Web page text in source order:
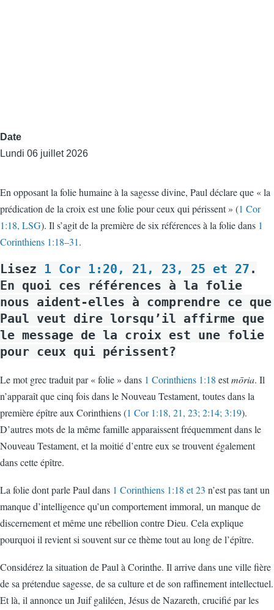
Date
Lundi 06 juillet 2026
En opposant la folie humaine à la sagesse divine, Paul déclare que « la
prédication de la croix est une folie pour ceux qui périssent » (1 Cor
1:18, LSG). Il s’agit de la première de six références à la folie dans 1
Corinthiens 1:18–31.
Lisez 1 Cor 1:20, 21, 23, 25 et 27 .
En quoi ces références à la folie
nous aident-elles à comprendre ce que
Paul veut dire lorsqu’il affirme que
le message de la croix est une folie
pour ceux qui périssent?
Le mot grec traduit par « folie » dans 1 Corinthiens 1:18 estmōria. Il
n’apparaît que cinq fois dans le Nouveau Testament, toutes dans la
première épître aux Corinthiens (1 Cor 1:18, 21, 23; 2:14; 3:19).
D’autres mots de la même famille apparaissent fréquemment dans le
Nouveau Testament, et la moitié d’entre eux se trouvent également
dans cette épître.
La folie dont parle Paul dans 1 Corinthiens 1:18 et 23 n’est pas tant un
manque d’intelligence qu’un comportement immoral, un manque de
discernement et même une rébellion contre Dieu. Cela explique
pourquoi il revient si souvent sur ce thème tout au long de l’épître.
Considérez la situation de Paul à Corinthe. Il arrive dans une ville fière
de sa prétendue sagesse, de sa culture et de son raffinement intellectuel.
Et là, il annonce un Juif galiléen, Jésus de Nazareth, crucifié par les